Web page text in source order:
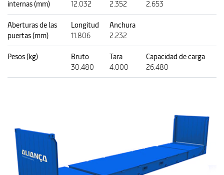
internas (mm) 12.032 2.352 2.653
Aberturas de las
puertas (mm)
Longitud
11.806
Anchura
2.232
Pesos (kg)
Bruto
30.480
Tara
4.000
Capacidad de carga
26.480